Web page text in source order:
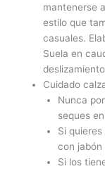
mantenerse
estilo que
casuales.
Suela en
Cuidado
Nunca
seques
Si
con jabón
Si los